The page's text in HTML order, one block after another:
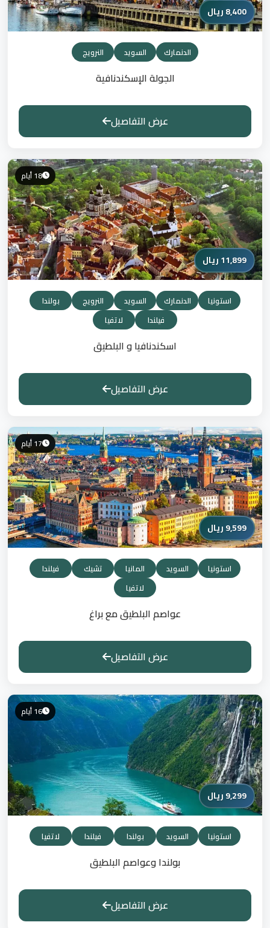
8,400 ريال
الدنمارك السويد النرويج
الجولة الإسكندنافية
عرض التفاصيل
18 أيام
11,899 ريال
استونيا الدنمارك السويد النرويج
بولندا
فيلندا
لاتفيا
اسكندنافيا و البلطيق
عرض التفاصيل
17 أيام
9,599 ريال
استونيا السويد المانيا تشيك
فيلندا
لاتفيا
عواصم البلطيق مع براغ
عرض التفاصيل
16 أيام
9,299 ريال
استونيا السويد بولندا فيلندا لاتفيا
بولندا وعواصم البلطيق
عرض التفاصيل